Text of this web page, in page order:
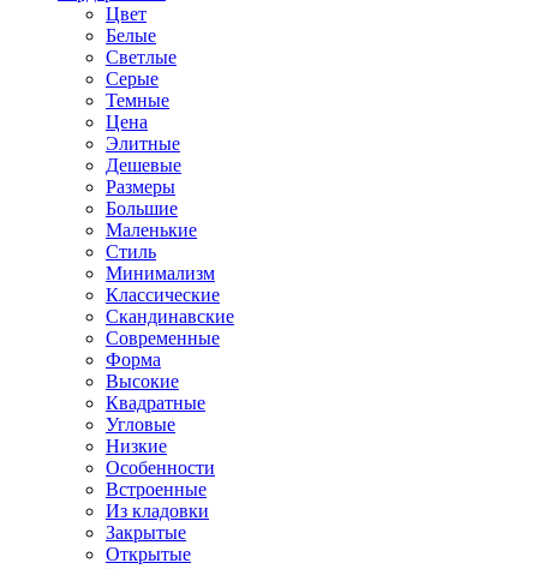
Цвет
Белые
Светлые
Серые
Темные
Цена
Элитные
Дешевые
Размеры
Большие
Маленькие
Стиль
Минимализм
Классические
Скандинавские
Современные
Форма
Высокие
Квадратные
Угловые
Низкие
Особенности
Встроенные
Из кладовки
Закрытые
Открытые